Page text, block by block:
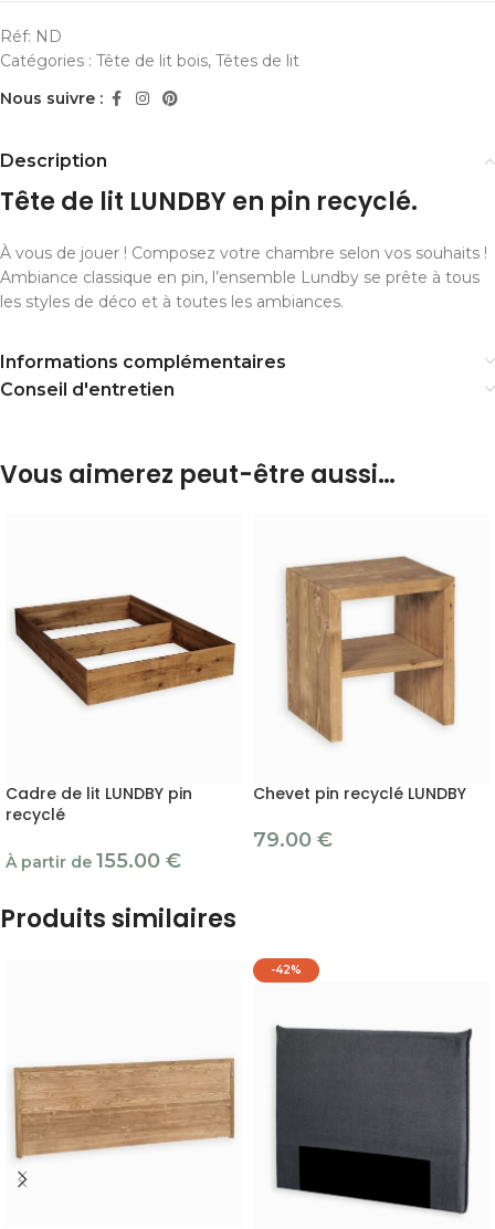
Réf: ND
Catégories : Tête de lit bois, Têtes de lit
Nous suivre :
Description
Tête de lit LUNDBY en pin recyclé.
À vous de jouer ! Composez votre chambre selon vos souhaits !
Ambiance classique en pin, l’ensemble Lundby se prête à tous
les styles de déco et à toutes les ambiances.
Informations complémentaires
Conseil d'entretien
Vous aimerez peut-être aussi…
Cadre de lit LUNDBY pin
recyclé
À partir de 155.00 €
Chevet pin recyclé LUNDBY
79.00 €
Produits similaires
-42%